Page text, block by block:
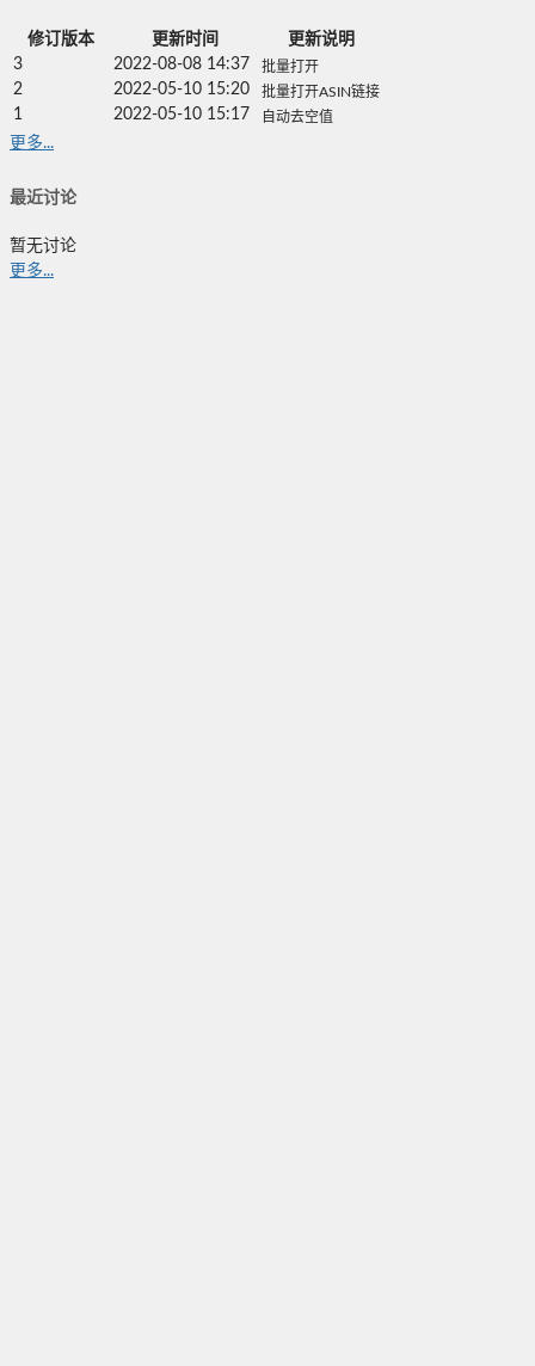
修订版本 更新时间
更新说明
3
2022-08-08 14:37 批量打开
2 2022-05-10 15:20 批量打开ASIN链接
1 2022-05-10 15:17 自动去空值
更多...
最近讨论
暂无讨论
更多...